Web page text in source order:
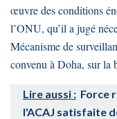
œuvre des conditions
l’ONU, qu’il a jugé
Mécanisme de
convenu à Doha, sur la
Lire aussi : Force
l'ACAJ satisfaite